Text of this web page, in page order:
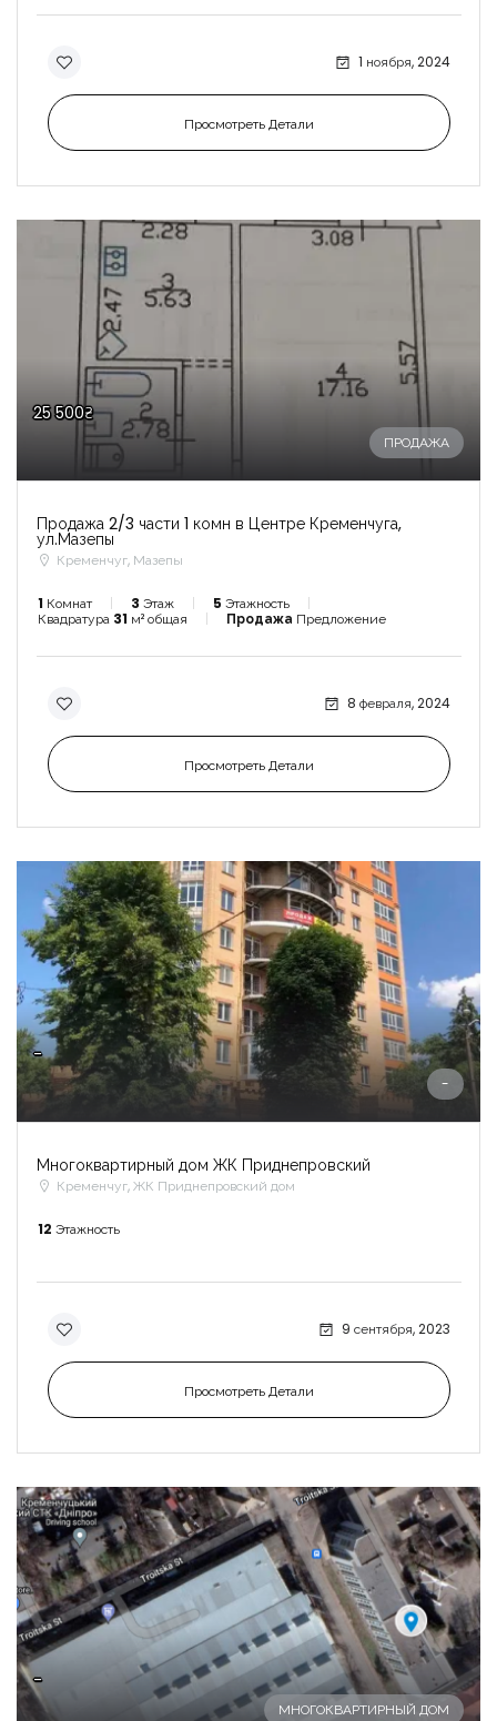
1 ноября, 2024
Просмотреть Детали
25 500₴
ПРОДАЖА
Продажа 2/3 части 1 комн в Центре Кременчуга,
ул.Мазепы
Кременчуг, Мазепы
1 Комнат 3 Этаж 5 Этажность
Квадратура 31 м² общая Продажа Предложение
8 февраля, 2024
Просмотреть Детали
-
-
Многоквартирный дом ЖК Приднепровский
Кременчуг, ЖК Приднепровский дом
12 Этажность
9 сентября, 2023
Просмотреть Детали
-
МНОГОКВАРТИРНЫЙ ДОМ